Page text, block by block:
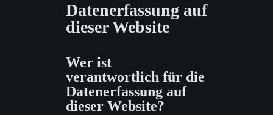
Datenerfassung auf
dieser Website
Wer ist
verantwortlich für die
Datenerfassung auf
dieser Website?